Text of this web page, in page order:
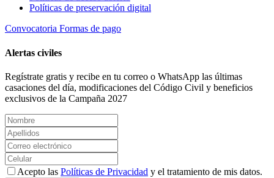
Políticas de preservación digital
Convocatoria Formas de pago
Alertas civiles
Regístrate gratis y recibe en tu correo o WhatsApp las últimas
casaciones del día, modificaciones del Código Civil y beneficios
exclusivos de la Campaña 2027
Acepto las Políticas de Privacidad y el tratamiento de mis datos.